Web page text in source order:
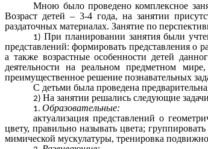
Мною было проведено комплексное
Возраст детей – 3-4 года, на занятии
раздаточных материалах. Занятие по
При планировании занятия были
представлений: формировать представления о
а также возрастные особенности детей
деятельности на реальном предметном
преимущественное решение познавательных
С детьми была проведена
На занятии решались следующие
Образовательные:
актуализация представлений о
цвету, правильно называть цвета;
мимической мускулатуры, тренировка